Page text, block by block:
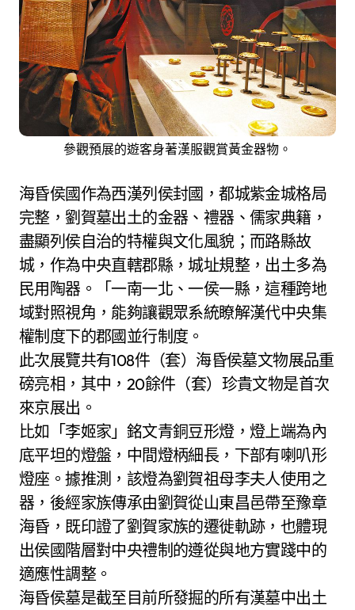
參觀預展的遊客身著漢服觀賞黃金器物。
海昏侯國作為西漢列侯封國，都城紫金城格局
完整，劉賀墓出土的金器、禮器、儒家典籍，
盡顯列侯自治的特權與文化風貌；而路縣故
城，作為中央直轄郡縣，城址規整，出土多為
民用陶器。「一南一北、一侯一縣，這種跨地
域對照視角，能夠讓觀眾系統瞭解漢代中央集
權制度下的郡國並行制度。
此次展覽共有108件（套）海昏侯墓文物展品重
磅亮相，其中，20餘件（套）珍貴文物是首次
來京展出。
比如「李姬家」銘文青銅豆形燈，燈上端為內
底平坦的燈盤，中間燈柄細長，下部有喇叭形
燈座。據推測，該燈為劉賀祖母李夫人使用之
器，後經家族傳承由劉賀從山東昌邑帶至豫章
海昏，既印證了劉賀家族的遷徙軌跡，也體現
出侯國階層對中央禮制的遵從與地方實踐中的
適應性調整。
海昏侯墓是截至目前所發掘的所有漢墓中出土